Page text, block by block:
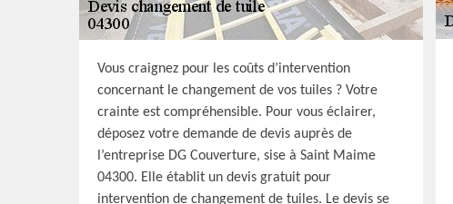
Vous craignez pour les coûts d’intervention
concernant le changement de vos tuiles ? Votre
crainte est compréhensible. Pour vous éclairer,
déposez votre demande de devis auprès de
l’entreprise DG Couverture, sise à Saint Maime
04300. Elle établit un devis gratuit pour
intervention de changement de tuiles. Le devis se